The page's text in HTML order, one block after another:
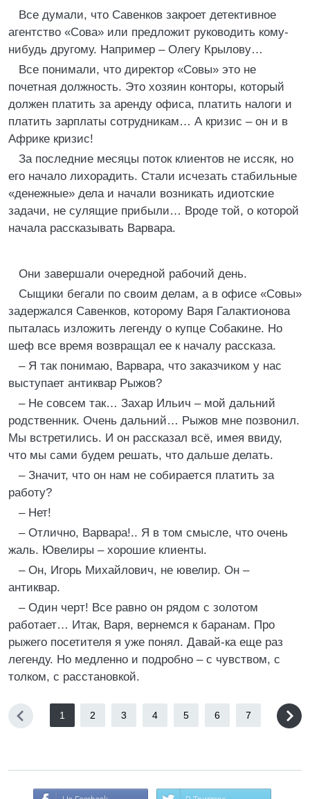
Все думали, что Савенков закроет детективное
агентство «Сова» или предложит руководить кому-
нибудь другому. Например – Олегу Крылову…
Все понимали, что директор «Совы» это не
почетная должность. Это хозяин конторы, который
должен платить за аренду офиса, платить налоги и
платить зарплаты сотрудникам… А кризис – он и в
Африке кризис!
За последние месяцы поток клиентов не иссяк, но
его начало лихорадить. Стали исчезать стабильные
«денежные» дела и начали возникать идиотские
задачи, не сулящие прибыли… Вроде той, о которой
начала рассказывать Варвара.
Они завершали очередной рабочий день.
Сыщики бегали по своим делам, а в офисе «Совы»
задержался Савенков, которому Варя Галактионова
пыталась изложить легенду о купце Собакине. Но
шеф все время возвращал ее к началу рассказа.
– Я так понимаю, Варвара, что заказчиком у нас
выступает антиквар Рыжов?
– Не совсем так… Захар Ильич – мой дальний
родственник. Очень дальний… Рыжов мне позвонил.
Мы встретились. И он рассказал всё, имея ввиду,
что мы сами будем решать, что дальше делать.
– Значит, что он нам не собирается платить за
работу?
– Нет!
– Отлично, Варвара!.. Я в том смысле, что очень
жаль. Ювелиры – хорошие клиенты.
– Он, Игорь Михайлович, не ювелир. Он –
антиквар.
– Один черт! Все равно он рядом с золотом
работает… Итак, Варя, вернемся к баранам. Про
рыжего посетителя я уже понял. Давай-ка еще раз
легенду. Но медленно и подробно – с чувством, с
толком, с расстановкой.
1 2 3 4 5 6 7